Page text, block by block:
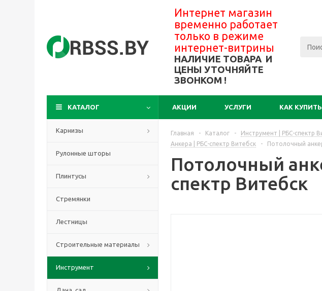
Интернет магазин
временно работает
только в режиме
интернет-витрины
НАЛИЧИЕ ТОВАРА И
ЦЕНЫ УТОЧНЯЙТЕ
ЗВОНКОМ !
КАТАЛОГ АКЦИИ УСЛУГИ КАК КУПИТЬ
Карнизы
Рулонные шторы
Плинтусы
Стремянки
Лестницы
Строительные материалы
Инструмент
Главная - Каталог - Инструмент | РБС-спектр
Анкера | РБС-спектр Витебск
- Потолочный
Потолочный
спектр Витебск